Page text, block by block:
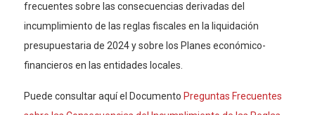
frecuentes sobre las consecuencias derivadas del
incumplimiento de las reglas fiscales en la liquidación
presupuestaria de 2024 y sobre los Planes económico-
financieros en las entidades locales.
Puede consultar aquí el Documento Preguntas Frecuentes